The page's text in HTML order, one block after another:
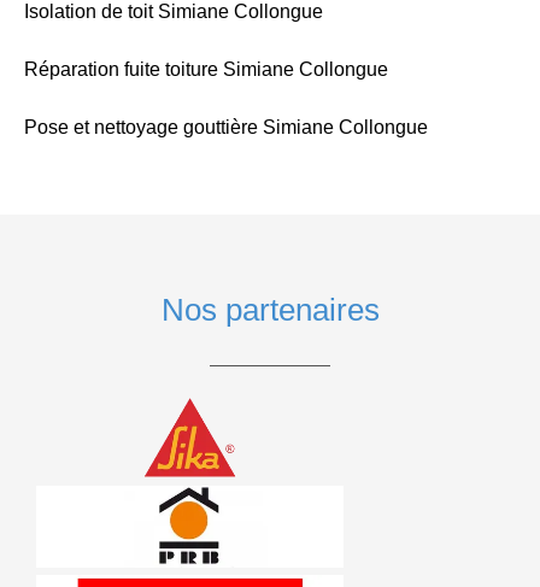
Isolation de toit Simiane Collongue
Réparation fuite toiture Simiane Collongue
Pose et nettoyage gouttière Simiane Collongue
Nos partenaires